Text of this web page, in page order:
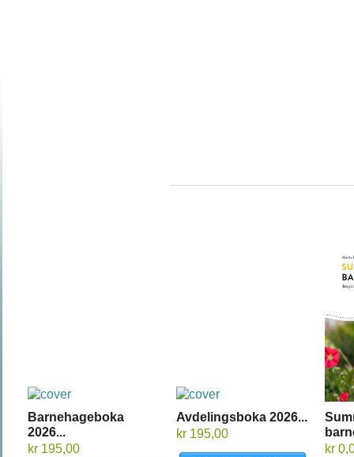
Barnehageboka
2026...
kr 195,00
Avdelingsboka 2026...
kr 195,00
kr